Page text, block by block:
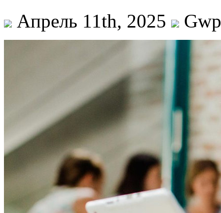
Апрель 11th, 2025 Gwp